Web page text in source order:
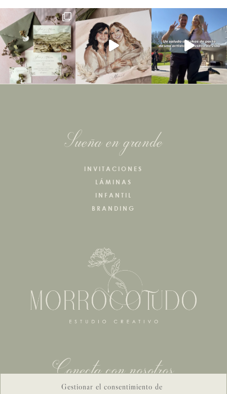
Gestionar el consentimiento de
Sueña en grande
INVITACIONES
LÁMINAS
INFANTIL
BRANDING
Conecta con nosotros